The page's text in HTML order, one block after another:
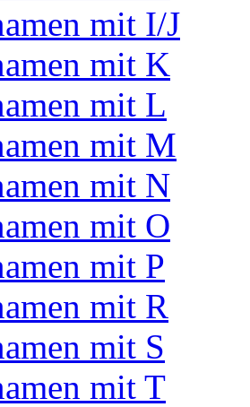
mit I/J
mit K
mit L
mit M
mit N
mit O
mit P
mit R
mit S
mit T